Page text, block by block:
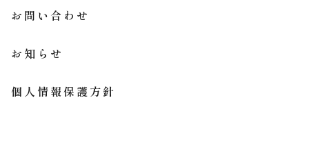
お問い合わせ
お知らせ
個人情報保護方針